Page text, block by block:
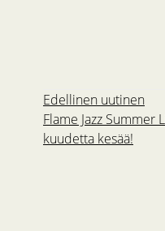
Edellinen uutinen
Flame Jazz Summer
kuudetta kesää!